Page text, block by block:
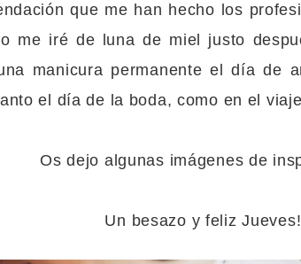
que me han hecho los
me iré de luna de miel justo
manicura permanente el día de
el día de la boda, como en el
Os dejo algunas imágenes de
Un besazo y feliz